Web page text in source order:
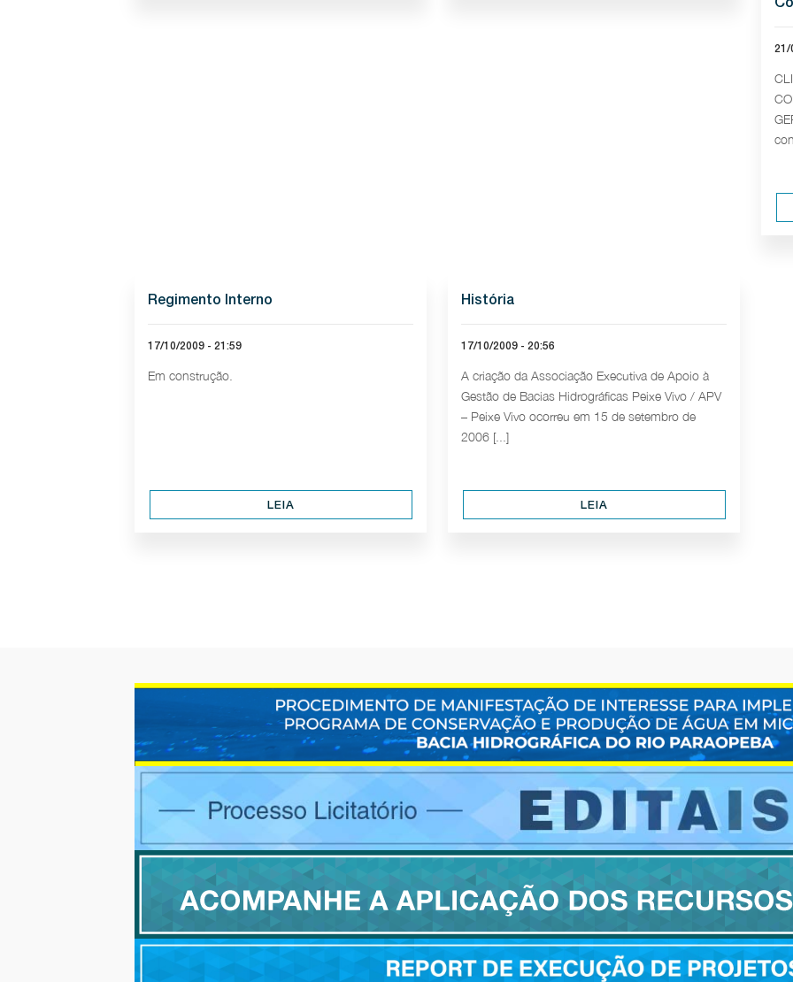
21/
Regimento Interno
17/10/2009 - 21:59
Em construção.
LEIA
História
17/10/2009 - 20:56
A criação da Associação Executiva de Apoio à
Gestão de Bacias Hidrográficas Peixe Vivo / APV
– Peixe Vivo ocorreu em 15 de setembro de
2006 [...]
LEIA